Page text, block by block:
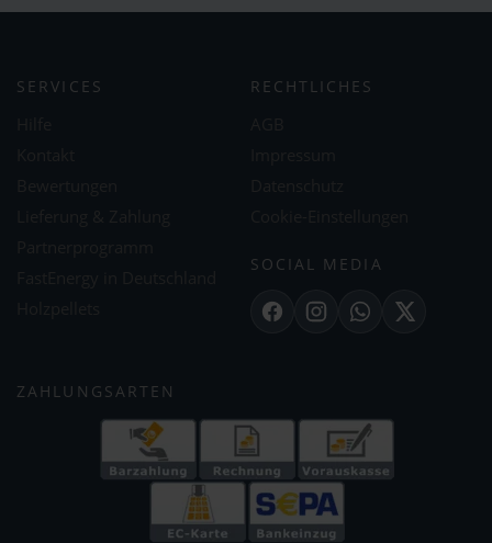
SERVICES RECHTLICHES
SOCIAL MEDIA
FacebookInstagramWhatsApp
X
ZAHLUNGSARTEN